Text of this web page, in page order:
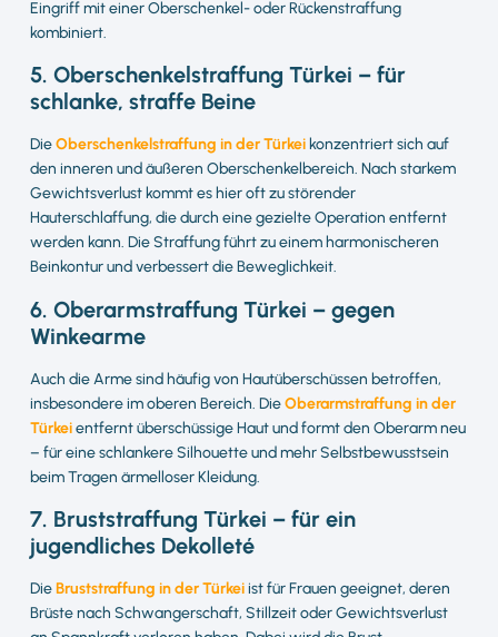
Eingriff mit einer Oberschenkel- oder Rückenstraffung
kombiniert.
5. Oberschenkelstraffung Türkei – für
schlanke, straffe Beine
DieOberschenkelstraffung in der Türkeikonzentriert sich auf
den inneren und äußeren Oberschenkelbereich. Nach starkem
Gewichtsverlust kommt es hier oft zu störender
Hauterschlaffung, die durch eine gezielte Operation entfernt
werden kann. Die Straffung führt zu einem harmonischeren
Beinkontur und verbessert die Beweglichkeit.
6. Oberarmstraffung Türkei – gegen
Winkearme
Auch die Arme sind häufig von Hautüberschüssen betroffen,
insbesondere im oberen Bereich. DieOberarmstraffung in der
Türkeientfernt überschüssige Haut und formt den Oberarm neu
– für eine schlankere Silhouette und mehr Selbstbewusstsein
beim Tragen ärmelloser Kleidung.
7. Bruststraffung Türkei – für ein
jugendliches Dekolleté
DieBruststraffung in der Türkeiist für Frauen geeignet, deren
Brüste nach Schwangerschaft, Stillzeit oder Gewichtsverlust